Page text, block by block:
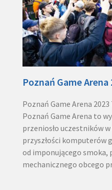
Poznań Game Arena
Poznań Game Arena
Poznań Game Arena to
przeniosło uczestników
przyszłości komputerów
od imponującego smoka,
mechanicznego obcego